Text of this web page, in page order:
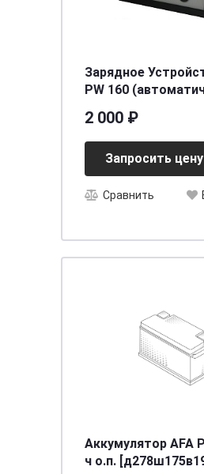
Зарядное
PW 160
2 000 ₽
Запросить цену
Сравнить
Аккумулятор AFA